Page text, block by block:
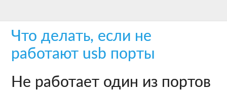
main
content
primary
sidebar
footer
Что делать, если не
работают usb порты
Не работает один из портов